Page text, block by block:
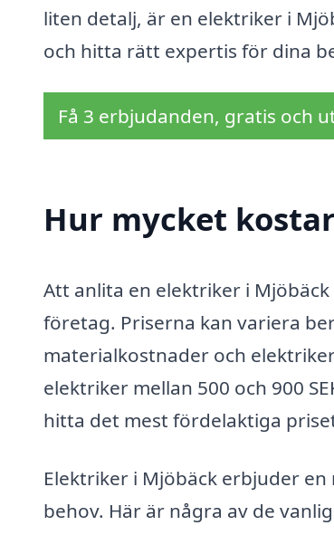
liten detalj, är en elektriker i
och hitta rätt expertis för dina
Få 3 erbjudanden, gratis och
Hur mycket
Att anlita en elektriker i
företag. Priserna kan variera
materialkostnader och
elektriker mellan 500 och 900
hitta det mest fördelaktiga
Elektriker i Mjöbäck erbjuder
behov. Här är några av de